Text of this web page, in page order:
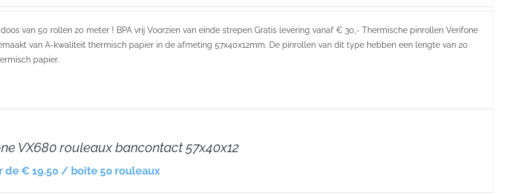
van 50 rollen 20 meter ! BPA vrij Voorzien van einde strepen Gratis levering vanaf € 30,- Thermische pinrollen Verifone
van A-kwaliteit thermisch papier in de afmeting 57x40x12mm. De pinrollen van dit type hebben een lengte van 20
papier.
VX680 rouleaux bancontact 57x40x12
de € 19.50 / boîte 50 rouleaux